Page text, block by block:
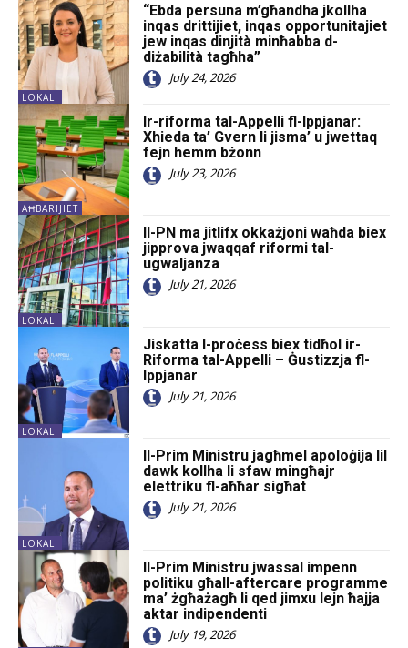
LOKALI
“Ebda persuna m’għandha jkollha
inqas drittijiet, inqas opportunitajiet
jew inqas dinjità minħabba d-
diżabilità tagħha”
July 24, 2026
AĦBARIJIET
Ir-riforma tal-Appelli fl-Ippjanar:
Xhieda ta’ Gvern li jisma’ u jwettaq
fejn hemm bżonn
July 23, 2026
LOKALI
Il-PN ma jitlifx okkażjoni waħda biex
jipprova jwaqqaf riformi tal-
ugwaljanza
July 21, 2026
LOKALI
Jiskatta l-proċess biex tidħol ir-
Riforma tal-Appelli – Ġustizzja fl-
Ippjanar
July 21, 2026
LOKALI
Il-Prim Ministru jagħmel apoloġija lil
dawk kollha li sfaw mingħajr
elettriku fl-aħħar sigħat
July 21, 2026
Il-Prim Ministru jwassal impenn
politiku għall-aftercare programme
ma’ żgħażagħ li qed jimxu lejn ħajja
aktar indipendenti
July 19, 2026